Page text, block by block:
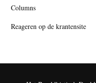
Columns
Reageren op de krantensite